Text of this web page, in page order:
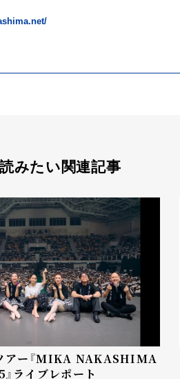
みたい関連記事
アー『MIKA NAKASHIMA
ライブレポート